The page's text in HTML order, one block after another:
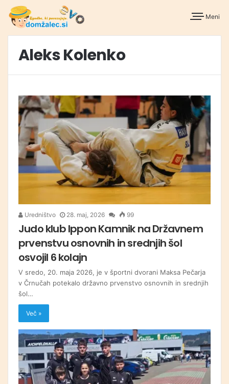
Meni
Aleks Kolenko
Uredništvo 28. maj, 2026 99
Judo klub Ippon Kamnik na Državnem
prvenstvu osnovnih in srednjih šol
osvojil 6 kolajn
V sredo, 20. maja 2026, je v športni dvorani Maksa Pečarja
v Črnučah potekalo državno prvenstvo osnovnih in srednjih
šol…
Več »